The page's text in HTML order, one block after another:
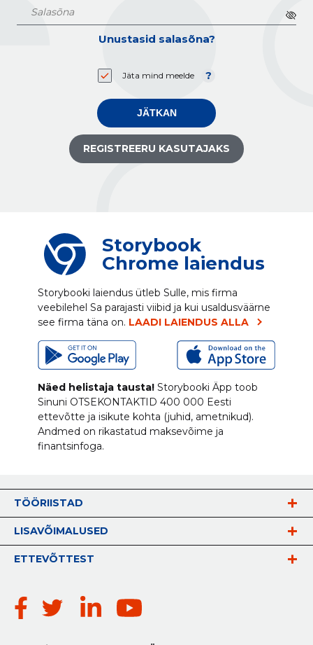
Unustasid salasõna?
Jäta mind meelde
JÄTKAN
REGISTREERU KASUTAJAKS
Storybook
Chrome laiendus
Storybooki laiendus ütleb Sulle, mis firma
veebilehel Sa parajasti viibid ja kui usaldusväärne
see firma täna on. LAADI LAIENDUS ALLA
Näed helistaja tausta! Storybooki Äpp toob
Sinuni OTSEKONTAKTID 400 000 Eesti
ettevõtte ja isikute kohta (juhid, ametnikud).
Andmed on rikastatud maksevõime ja
finantsinfoga.
TÖÖRIISTAD
LISAVÕIMALUSED
ETTEVÕTTEST